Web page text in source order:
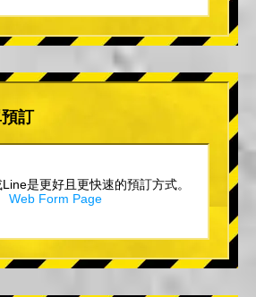
訂
是更好且更快速的預訂方式。
Web Form Page